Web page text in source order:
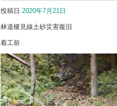
投稿日 2020年7月21日
林道榎見線土砂災害復旧
着工前 完